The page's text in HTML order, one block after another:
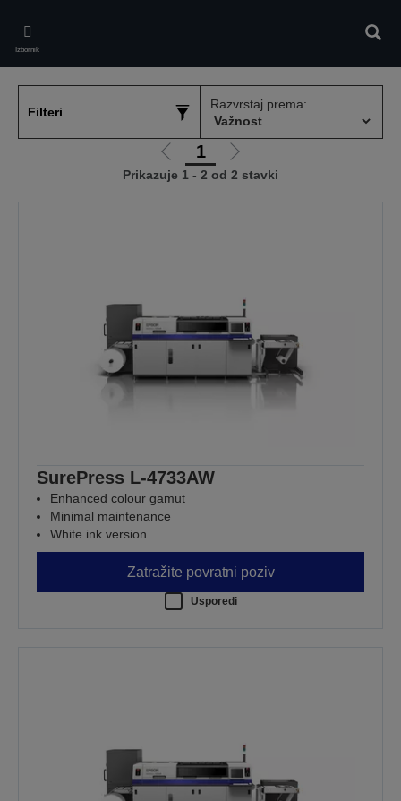
main
content
Izbornik
Filteri
Razvrstaj prema:
Idi
na
1
Idi
na
Prikazuje 1 - 2 od 2 stavki
SurePress L-4733AW
Enhanced colour gamut
Minimal maintenance
White ink version
Zatražite povratni poziv
Usporedi